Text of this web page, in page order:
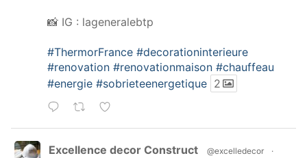
📸 IG : lageneralebtp
#ThermorFrance #decorationinterieure
#renovation #renovationmaison #chauffeau
#energie #sobrieteenergetique 2
Excellence decor Construct @excelledecor
·